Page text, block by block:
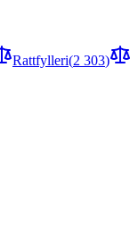
Rattfylleri(2 303)